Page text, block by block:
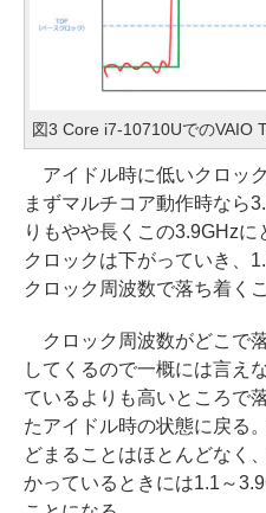
図3 Core i7-10710UでのVAIO
アイドル時に低いクロッ
まずマルチコア動作時なら
りもやや長くこの3.9GHz
クロックは下がっていき、
クロック周波数で落ち着く
クロック周波数がどこで
してくるので一概には言え
ているよりも高いところで
たアイドル時の状態に戻る
どまることはほとんどなく
かっているときには1.1～